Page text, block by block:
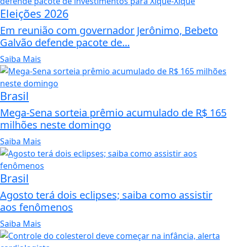
Eleições 2026
Em reunião com governador Jerônimo, Bebeto
Galvão defende pacote de...
Saiba Mais
Brasil
Mega-Sena sorteia prêmio acumulado de R$ 165
milhões neste domingo
Saiba Mais
Brasil
Agosto terá dois eclipses; saiba como assistir
aos fenômenos
Saiba Mais